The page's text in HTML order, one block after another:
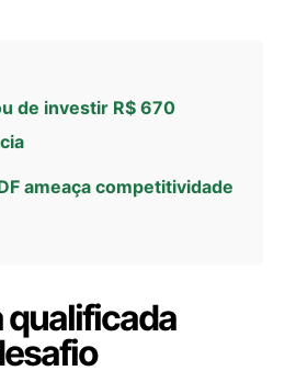
de investir R$ 670
ameaça competitividade
qualificada